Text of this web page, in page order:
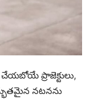
చేయబోయే ప్రాజెక్టులు,
నటనను